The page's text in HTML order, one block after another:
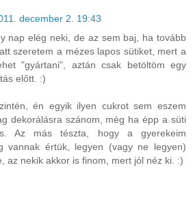
december 2. 19:43
nap elég neki, de az sem baj, ha tovább
szeretem a mézes lapos sütiket, mert a
"gyártani", aztán csak betöltöm egy
előtt. :)
én egyik ilyen cukrot sem eszem
dekorálásra szánom, még ha épp a süti
Az más tészta, hogy a gyerekeim
vannak értük, legyen (vagy ne legyen)
az nekik akkor is finom, mert jól néz ki. :)